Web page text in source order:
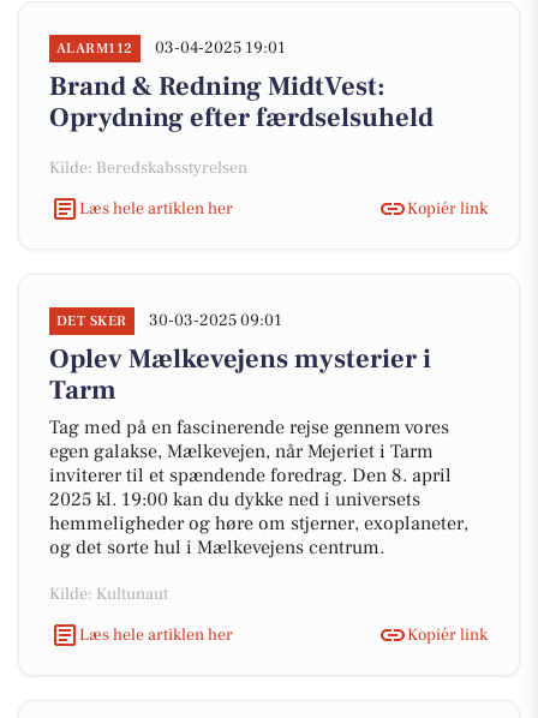
ALARM112 03-04-2025 19:01
Brand & Redning MidtVest:
Oprydning efter færdselsuheld
Kilde: Beredskabsstyrelsen
Læs hele artiklen her
Kopiér link
DET SKER 30-03-2025 09:01
Oplev Mælkevejens mysterier i
Tarm
Tag med på en fascinerende rejse gennem vores
egen galakse, Mælkevejen, når Mejeriet i Tarm
inviterer til et spændende foredrag. Den 8. april
2025 kl. 19:00 kan du dykke ned i universets
hemmeligheder og høre om stjerner, exoplaneter,
og det sorte hul i Mælkevejens centrum.
Kilde: Kultunaut
Læs hele artiklen her
Kopiér link